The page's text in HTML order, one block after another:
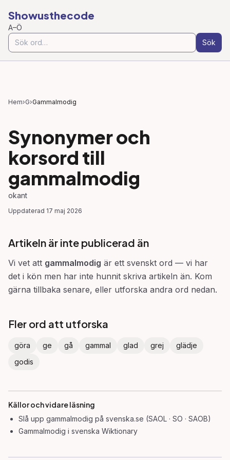
Showusthecode
A–Ö
Sök
Hem›G›Gammalmodig
Synonymer och
korsord till
gammalmodig
okant
Uppdaterad 17 maj 2026
Artikeln är inte publicerad än
Vi vet att gammalmodig är ett svenskt ord — vi har
det i kön men har inte hunnit skriva artikeln än. Kom
gärna tillbaka senare, eller utforska andra ord nedan.
Fler ord att utforska
göra ge gå gammal glad grej
glädje
godis
Källor och vidare läsning
Slå upp gammalmodig på svenska.se (SAOL · SO · SAOB)
Gammalmodig i svenska Wiktionary